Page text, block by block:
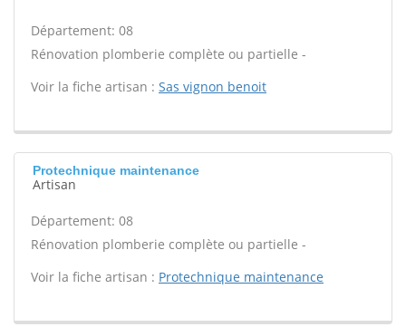
Département: 08
Rénovation plomberie complète ou partielle -
Voir la fiche artisan : Sas vignon benoit
Protechnique maintenance
Artisan
Département: 08
Rénovation plomberie complète ou partielle -
Voir la fiche artisan : Protechnique maintenance